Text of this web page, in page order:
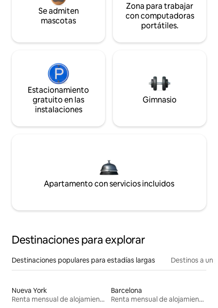
Se admiten
mascotas
Zona para trabajar
con computadoras
portátiles.
Estacionamiento
gratuito en las
instalaciones
Gimnasio
Apartamento con servicios incluidos
Destinaciones para explorar
Destinaciones populares para estadías largas Destinos a un
Nueva York
Renta mensual de alojamientos
Barcelona
Renta mensual de alojamientos